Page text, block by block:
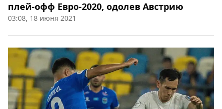
плей-офф Евро-2020, одолев Австрию
03:08, 18 июня 2021